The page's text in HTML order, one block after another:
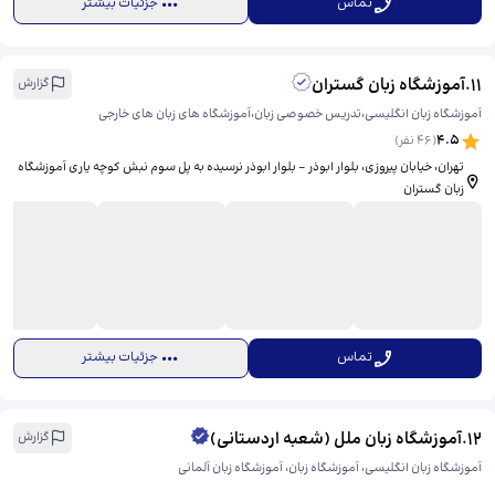
11
.آموزشگاه زبان گستران
گزارش
آموزشگاه زبان انگلیسی،تدریس خصوصی زبان،آموزشگاه های زبان های خارجی
4.5
(
46نفر)
تهران، خیابان پیروزی، بلوار ابوذر - بلوار ابوذر نرسیده به پل سوم نبش کوچه یاری آموزشگاه
زبان گستران
تماس جزئیات بیشتر
12
.آموزشگاه زبان ملل (شعبه اردستانی)
گزارش
آموزشگاه زبان انگلیسی، آموزشگاه زبان، آموزشگاه زبان آلمانی